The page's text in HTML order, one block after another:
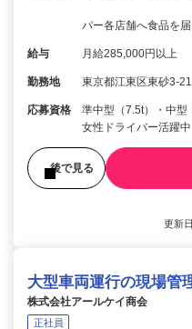
配送セン
パー各店舗へ食品を
給与 月給285,000円以上
勤務地 東京都江東区東砂3-
応募資格
準中型（7.5t）・中
女性ドライバー活躍中
後で見る
更新
大型車両運行の現場管
株式会社アールケイ商会
正社員